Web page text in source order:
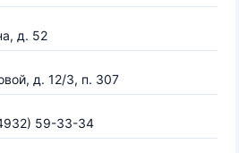
д. 52
д. 12/3, п. 307
59-33-34